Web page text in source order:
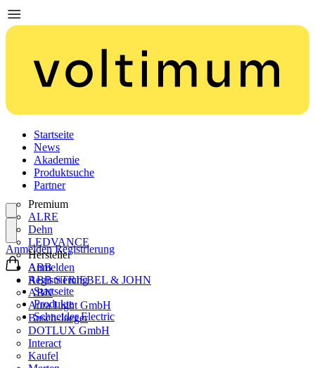
Startseite
News
Akademie
Produktsuche
Partner
Premium
ALRE
Dehn
LEDVANCE
Hersteller
ABB
ABB STRIEBEL & JOHN
ABN
Aura Light GmbH
Busch-Jaeger
DOTLUX GmbH
Interact
Kaufel
Anmelden
Registrierung
Anmelden Registrierung
Startseite
Produkte
Schneider Electric